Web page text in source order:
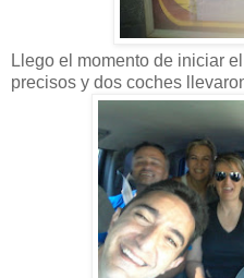
Llego el momento de iniciar
precisos y dos coches